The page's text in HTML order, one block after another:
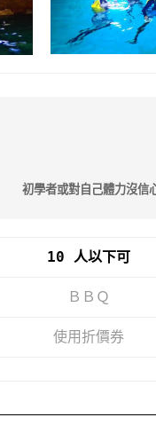
初學者或對自己體力沒信
10 人以下可
ＢＢＱ
使用折價券